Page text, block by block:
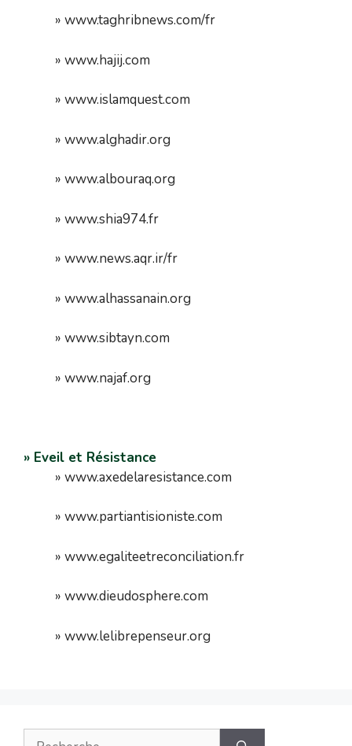
» www.taghribnews.com/fr
» www.hajij.com
» www.islamquest.com
» www.alghadir.org
» www.albouraq.org
» www.shia974.fr
» www.news.aqr.ir/fr
» www.alhassanain.org
» www.sibtayn.com
» www.najaf.org
» Eveil et Résistance
» www.axedelaresistance.com
» www.partiantisioniste.com
» www.egaliteetreconciliation.fr
» www.dieudosphere.com
» www.lelibrepenseur.org